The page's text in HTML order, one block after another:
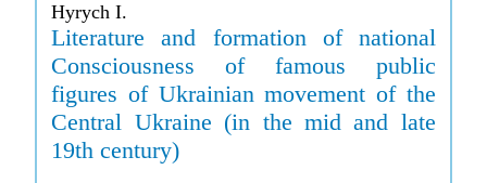
Hyrych I.
Literature and formation of national
Consciousness of famous public
figures of Ukrainian movement of the
Central Ukraine (in the mid and late
19th century)